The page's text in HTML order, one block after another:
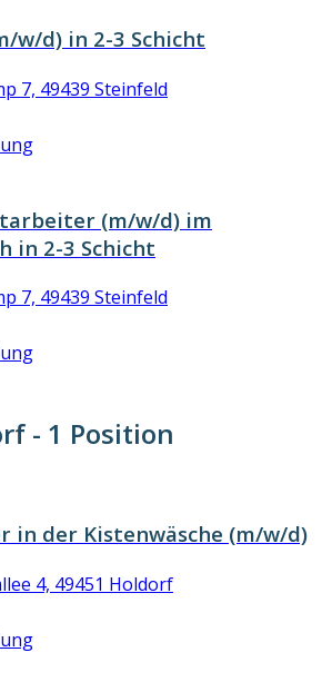
w/d) in 2-3 Schicht
7, 49439 Steinfeld
(m/w/d) im
in 2-3 Schicht
7, 49439 Steinfeld
- 1 Position
in der Kistenwäsche (m/w/d)
4, 49451 Holdorf